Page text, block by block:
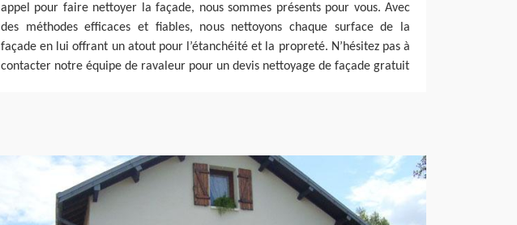
appel pour faire nettoyer la façade, nous sommes présents pour vous. Avec
des méthodes efficaces et fiables, nous nettoyons chaque surface de la
façade en lui offrant un atout pour l’étanchéité et la propreté. N’hésitez pas à
contacter notre équipe de ravaleur pour un devis nettoyage de façade gratuit